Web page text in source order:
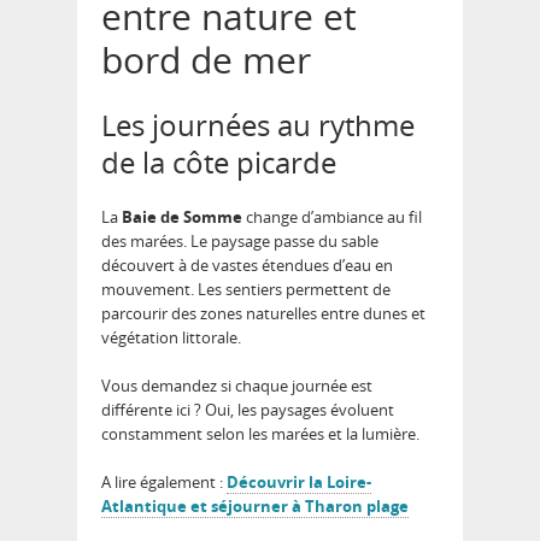
entre nature et
bord de mer
Les journées au rythme
de la côte picarde
La Baie de Sommechange d’ambiance au fil
des marées. Le paysage passe du sable
découvert à de vastes étendues d’eau en
mouvement. Les sentiers permettent de
parcourir des zones naturelles entre dunes et
végétation littorale.
Vous demandez si chaque journée est
différente ici ? Oui, les paysages évoluent
constamment selon les marées et la lumière.
A lire également : Découvrir la Loire-
Atlantique et séjourner à Tharon plage